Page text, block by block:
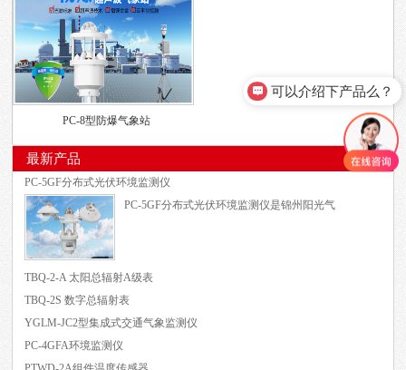
PC-8型防爆气象站
最新产品
PC-5GF分布式光伏环境监测仪
PC-5GF分布式光伏环境监测仪是锦州阳光气
TBQ-2-A 太阳总辐射A级表
TBQ-2S 数字总辐射表
YGLM-JC2型集成式交通气象监测仪
PC-4GFA环境监测仪
可以介绍下产品么？